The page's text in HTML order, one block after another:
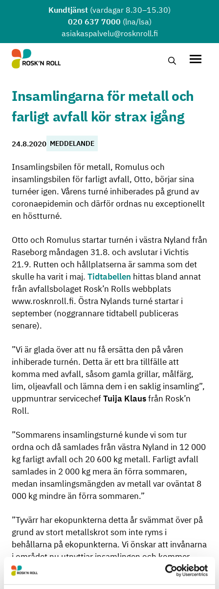
Hoppa till huvudinnehållet
Kundtjänst (vardagar 8.30–15.30)
020 637 7000 (lna/lsa)
asiakaspalvelu@rosknroll.fi
Sök …
Insamlingarna för metall och
farligt avfall kör strax igång
24.8.2020 MEDDELANDE
Insamlingsbilen för metall, Romulus och
insamlingsbilen för farligt avfall, Otto, börjar sina
turnéer igen. Vårens turné inhiberades på grund av
coronaepidemin och därför ordnas nu exceptionellt
en höstturné.
Otto och Romulus startar turnén i västra Nyland från
Raseborg måndagen 31.8. och avslutar i Vichtis
21.9. Rutten och hållplatserna är samma som det
skulle ha varit i maj. Tidtabellen hittas bland annat
från avfallsbolaget Rosk’n Rolls webbplats
www.rosknroll.fi. Östra Nylands turné startar i
september (noggrannare tidtabell publiceras
senare).
”Vi är glada över att nu få ersätta den på våren
inhiberade turnén. Detta är ett bra tillfälle att
komma med avfall, såsom gamla grillar, målfärg,
lim, oljeavfall och lämna dem i en saklig insamling”,
uppmuntrar servicechefTuija Klausfrån Rosk’n
Roll.
”Sommarens insamlingsturné kunde vi som tur
ordna och då samlades från västra Nyland in 12 000
kg farligt avfall och 20 600 kg metall. Farligt avfall
samlades in 2 000 kg mera än förra sommaren,
medan insamlingsmängden av metall var oväntat 8
000 kg mindre än förra sommaren.”
”Tyvärr har ekopunkterna detta år svämmat över på
grund av stort metallskrot som inte ryms i
behållarna på ekopunkterna. Vi önskar att invånarna
i området nu utnyttjar insamlingen och kommer
med sitt avfall till en saklig insamling”, påpekar